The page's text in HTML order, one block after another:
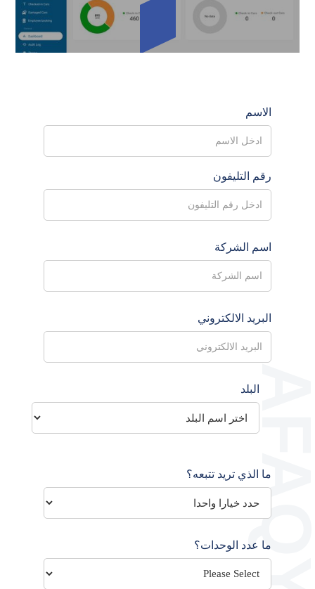
الاسم
رقم التليفون
اسم الشركة
البريد الالكتروني
البلد
ما الذي تريد تتبعه؟
ما عدد الوحدات؟